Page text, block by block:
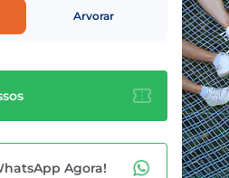
Arvorar
Agora!